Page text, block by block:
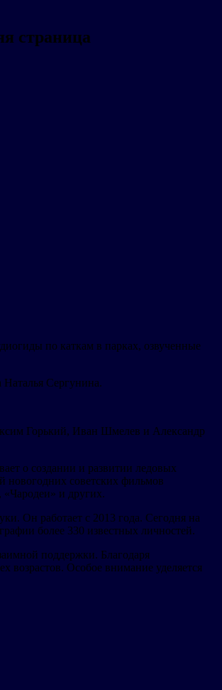
страница
по каткам в парках, озвученные
Сергунина.
Горький, Иван Шмелев и Александр
о создании и развитии ледовых
новогодних советских фильмов
«Чародеи» и других.
Он работает с 2013 года. Сегодня на
более 330 известных личностей.
поддержки. Благодаря
возрастов. Особое внимание уделяется